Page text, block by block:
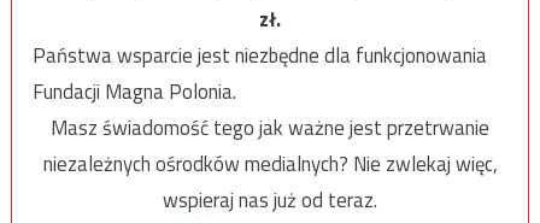
zł.
Państwa wsparcie jest niezbędne dla funkcjonowania
Fundacji Magna Polonia.
Masz świadomość tego jak ważne jest przetrwanie
niezależnych ośrodków medialnych? Nie zwlekaj więc,
wspieraj nas już od teraz.